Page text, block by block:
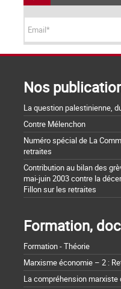
Nos
La question palestinienne,
Contre Mélenchon
Numéro spécial de La
retraites
Contribution au bilan des
mai-juin 2003 contre la
Fillon sur les retraites
Formation,
Formation - Théorie
Marxisme économie – 2 :
La compréhension marxiste